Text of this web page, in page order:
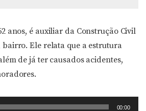
anos, é auxiliar da Construção Civil
Ele relata que a estrutura
de já ter causados acidentes,
00:00